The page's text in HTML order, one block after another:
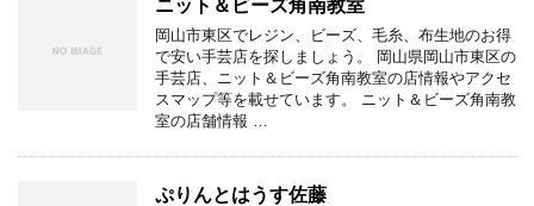
ニット＆ビーズ角南教室
岡山市東区でレジン、ビーズ、毛糸、布生地のお得
で安い手芸店を探しましょう。 岡山県岡山市東区の
手芸店、ニット＆ビーズ角南教室の店情報やアクセ
スマップ等を載せています。 ニット＆ビーズ角南教
室の店舗情報 …
ぷりんとはうす佐藤